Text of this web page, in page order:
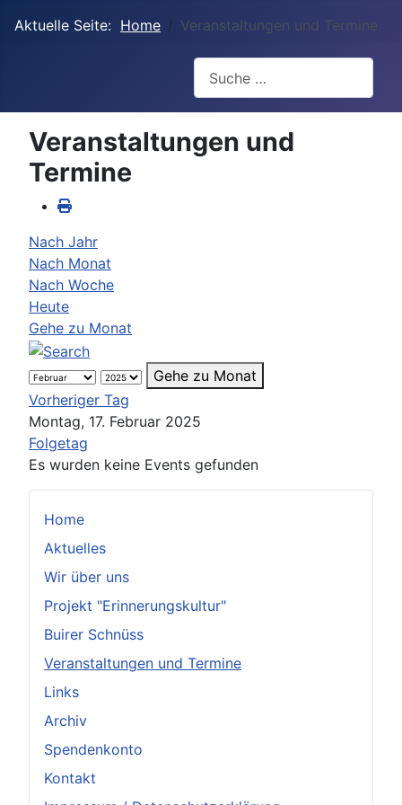
Aktuelle Seite: Home Veranstaltungen und Termine
Home
Aktuelles
Wir über uns
Projekt "Erinnerungskultur"
Buirer Schnüss
Veranstaltungen und Termine
Links
Archiv
Spendenkonto
Kontakt
Veranstaltungen und
Termine
Nach Jahr
Nach Monat
Nach Woche
Heute
Gehe zu Monat
Gehe zu Monat
Vorheriger Tag
Montag, 17. Februar 2025
Folgetag
Es wurden keine Events gefunden